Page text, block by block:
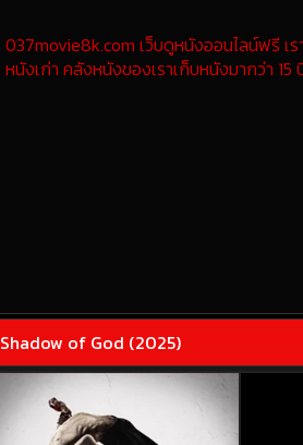
037movie8k.com เว็บดูหนังออนไลน์ฟรี เ
หนังเก่า คลังหนังของเราเก็บหนังมากว่า
Shadow of God (2025)